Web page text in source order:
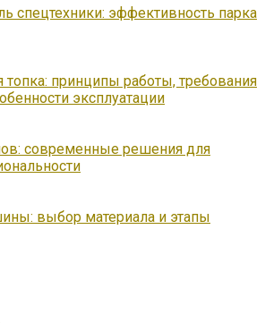
спецтехники: эффективность парка
топка: принципы работы, требования
эксплуатации
современные решения для
выбор материала и этапы